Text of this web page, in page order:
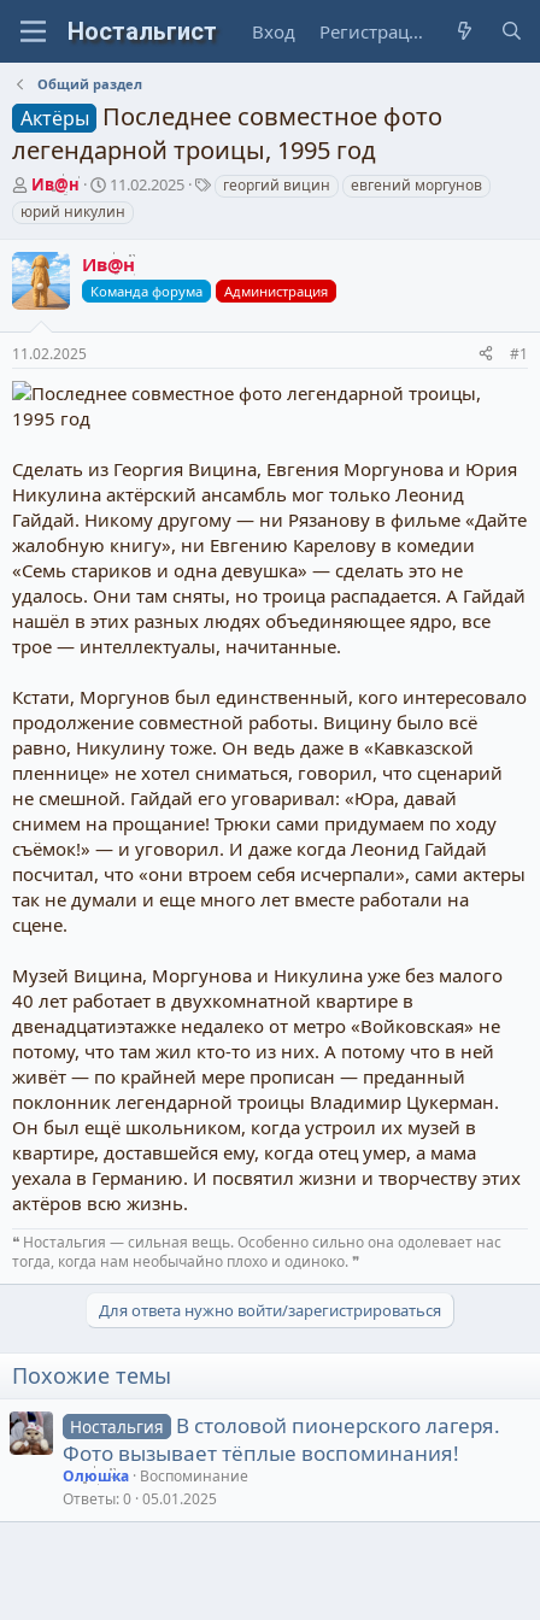
Вход Регистрация
Общий раздел
Актёры
Последнее совместное фото
легендарной троицы, 1995 год
А
в
т
о
р
т
е
ы
Ив@н
Д
а
а
н
а
а
11.02.2025 георгий вицин
евгений моргунов
юрий никулин
Ив@н
Команда форума Администрация
11.02.2025 #1
Сделать из Георгия Вицина, Евгения Моргунова и Юрия
Никулина актёрский ансамбль мог только Леонид
Гайдай. Никому другому — ни Рязанову в фильме «Дайте
жалобную книгу», ни Евгению Карелову в комедии
«Семь стариков и одна девушка» — сделать это не
удалось. Они там сняты, но троица распадается. А Гайдай
нашёл в этих разных людях объединяющее ядро, все
трое — интеллектуалы, начитанные.
Кстати, Моргунов был единственный, кого интересовало
продолжение совместной работы. Вицину было всё
равно, Никулину тоже. Он ведь даже в «Кавказской
пленнице» не хотел сниматься, говорил, что сценарий
не смешной. Гайдай его уговаривал: «Юра, давай
снимем на прощание! Трюки сами придумаем по ходу
съёмок!» — и уговорил. И даже когда Леонид Гайдай
посчитал, что «они втроем себя исчерпали», сами актеры
так не думали и еще много лет вместе работали на
сцене.
Музей Вицина, Моргунова и Никулина уже без малого
40 лет работает в двухкомнатной квартире в
двенадцатиэтажке недалеко от метро «Войковская» не
потому, что там жил кто-то из них. А потому что в ней
живёт — по крайней мере прописан — преданный
поклонник легендарной троицы Владимир Цукерман.
Он был ещё школьником, когда устроил их музей в
квартире, доставшейся ему, когда отец умер, а мама
уехала в Германию. И посвятил жизни и творчеству этих
актёров всю жизнь.
❝ Ностальгия — сильная вещь. Особенно сильно она одолевает нас
тогда, когда нам необычайно плохо и одиноко. ❞
Для ответа нужно войти/зарегистрироваться
Похожие темы
Ностальгия
В столовой пионерского лагеря.
Фото вызывает тёплые воспоминания!
Олюшка Воспоминание
Ответы 0 05.01.2025